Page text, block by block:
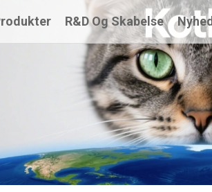
R&D Og Skabelse Nyhed